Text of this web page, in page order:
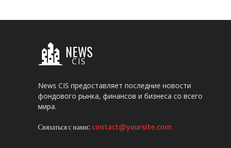
NEWS
CIS
News CIS предоставляет последние новости
фондового рынка, финансов и бизнеса со всего
мира.
Связаться с нами: contact@yoursite.com